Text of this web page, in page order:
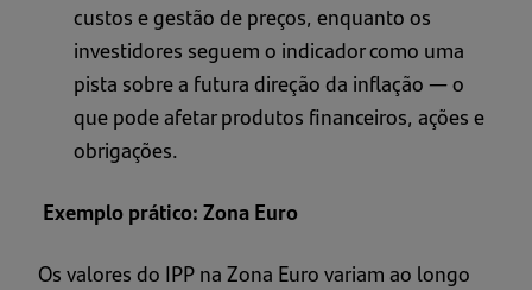
custos e gestão de preços, enquanto os
investidores seguem o indicador como uma
pista sobre a futura direção da inflação — o
que pode afetar produtos financeiros, ações e
obrigações.
Exemplo prático: Zona Euro
Os valores do IPP na Zona Euro variam ao longo